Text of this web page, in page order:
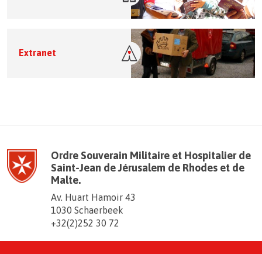
Extranet
Ordre Souverain Militaire et Hospitalier de
Saint-Jean de Jérusalem de Rhodes et de
Malte.
Av. Huart Hamoir 43
1030 Schaerbeek
+32(2)252 30 72